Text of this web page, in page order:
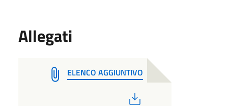
Allegati
ELENCO AGGIUNTIVO